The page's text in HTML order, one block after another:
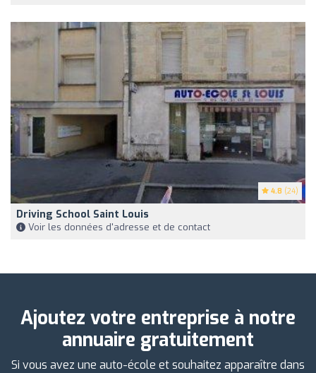
4.8 (24)
Driving School Saint Louis
Voir les données d'adresse et de contact
Ajoutez votre entreprise à notre
annuaire gratuitement
Si vous avez une auto-école et souhaitez apparaître dans